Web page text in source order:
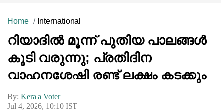
Home International
റിയാദിൽ മൂന്ന് പുതിയ പാലങ്ങൾ
കൂടി വരുന്നു; പ്രതിദിന
വാഹനശേഷി രണ്ട് ലക്ഷം കടക്കും
By: Kerala Voter
Jul 4, 2026, 10:10 IST